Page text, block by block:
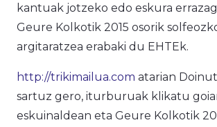
kantuak jotzeko edo eskura
Geure Kolkotik 2015 osorik
argitaratzea erabaki du EHTEk.
http://trikimailua.com atarian
sartuz gero, iturburuak klikatu
eskuinaldean eta Geure Kolkotik